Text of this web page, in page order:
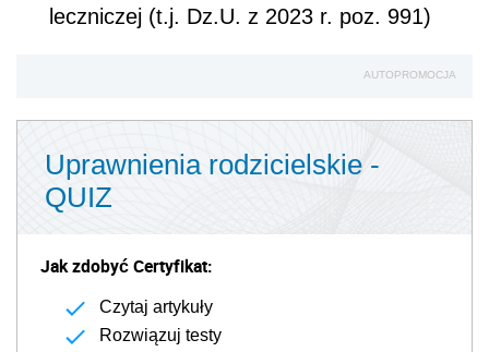
leczniczej (t.j. Dz.U. z 2023 r. poz. 991)
AUTOPROMOCJA
Uprawnienia rodzicielskie -
QUIZ
Jak zdobyć Certyfikat:
Czytaj artykuły
Rozwiązuj testy